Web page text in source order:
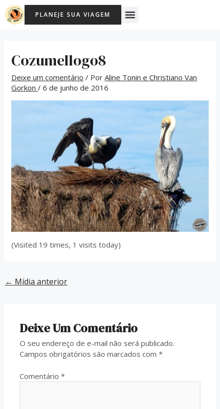
para
PLANEJE SUA VIAGEM Menu
Cozumellogo8
Deixe um comentário / PorAline Tonin e Christiano Van
Gorkon/6 de junho de 2016
(Visited 19 times, 1 visits today)
Post
navigation
← Mídia anterior
Deixe Um Comentário
O seu endereço de e-mail não será publicado.
Campos obrigatórios são marcados com*
Comentário*